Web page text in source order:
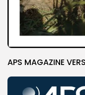
APS MAGAZINE